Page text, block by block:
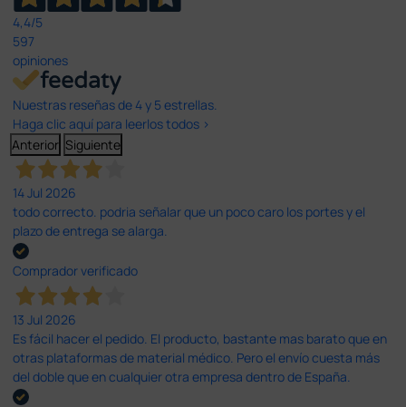
4,4/5
597
opiniones
Nuestras reseñas de 4 y 5 estrellas.
Haga clic aquí para leerlos todos >
Anterior Siguiente
14 Jul 2026
todo correcto. podria señalar que un poco caro los portes y el
plazo de entrega se alarga.
Comprador verificado
13 Jul 2026
Es fácil hacer el pedido. El producto, bastante mas barato que en
otras plataformas de material médico. Pero el envío cuesta más
del doble que en cualquier otra empresa dentro de España.